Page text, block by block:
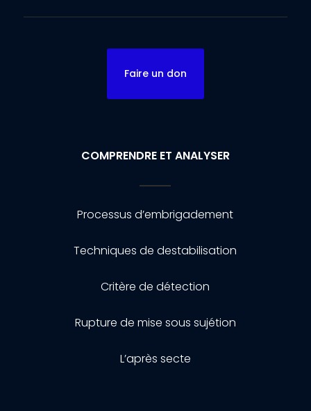
Faire un don
COMPRENDRE ET ANALYSER
Processus d’embrigadement
Techniques de destabilisation
Critère de détection
Rupture de mise sous sujétion
L’après secte